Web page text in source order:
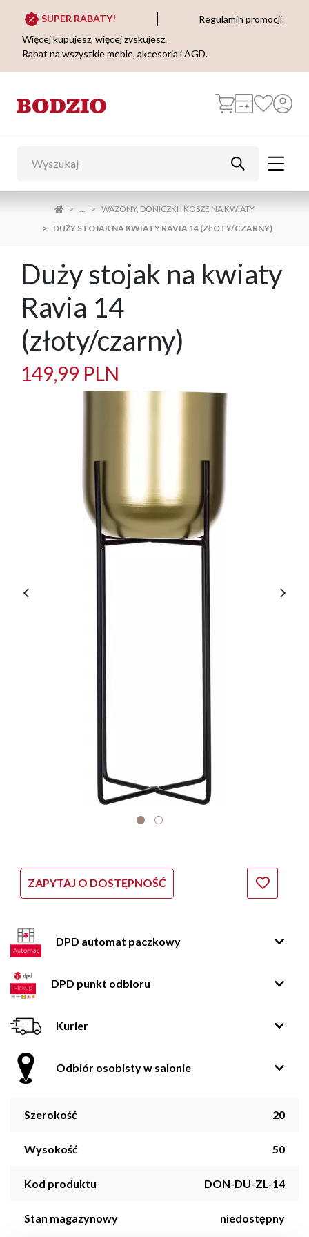
SUPER RABATY!
Regulamin promocji.
Więcej kupujesz, więcej zyskujesz.
Rabat na wszystkie meble, akcesoria i AGD.
...
WAZONY, DONICZKI I KOSZE NA KWIATY
DUŻY STOJAK NA KWIATY RAVIA 14 (ZŁOTY/CZARNY)
Duży stojak na kwiaty
Ravia 14
(złoty/czarny)
149,99 PLN
ZAPYTAJ O DOSTĘPNOŚĆ
DPD automat paczkowy
DPD punkt odbioru
Kurier
Odbiór osobisty w salonie
Szerokość 20
Wysokość 50
Kod produktu DON-DU-ZL-14
Stan magazynowy niedostępny